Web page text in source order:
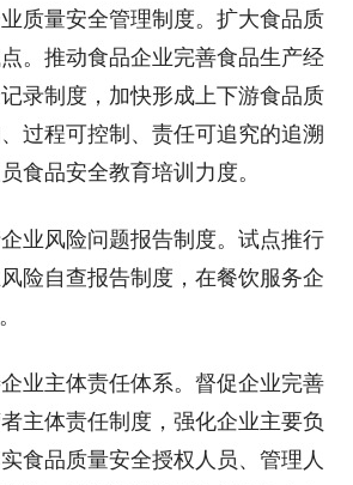
业质量安全管理制度。扩大食品质
。推动食品企业完善食品生产经
录制度，加快形成上下游食品质
过程可控制、责任可追究的追溯
食品安全教育培训力度。
业风险问题报告制度。试点推行
险自查报告制度，在餐饮服务企
企业主体责任体系。督促企业完善
主体责任制度，强化企业主要负
食品质量安全授权人员、管理人